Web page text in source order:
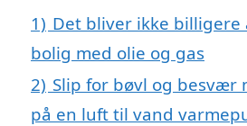
1) Det bliver ikke billigere
bolig med olie og gas
2) Slip for bøvl og besvær
på en luft til vand